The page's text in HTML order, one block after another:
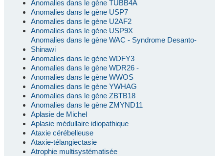
Anomalies dans le gène TUBB4A
Anomalies dans le gène USP7
Anomalies dans le gène U2AF2
Anomalies dans le gène USP9X
Anomalies dans le gène WAC - Syndrome Desanto-
Shinawi
Anomalies dans le gène WDFY3
Anomalies dans le gène WDR26 -
Anomalies dans le gène WWOS
Anomalies dans le gène YWHAG
Anomalies dans le gène ZBTB18
Anomalies dans le gène ZMYND11
Aplasie de Michel
Aplasie médullaire idiopathique
Ataxie cérébelleuse
Ataxie-télangiectasie
Atrophie multisystématisée